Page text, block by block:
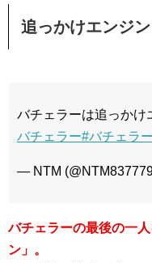
追っかけエンジン
バチェラーは追っか
バチェラー#バチェラ
— NTM
バチェラーの最後の一
ン」。